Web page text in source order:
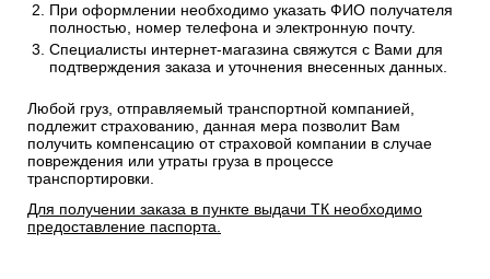
При оформлении необходимо указать ФИО получателя
полностью, номер телефона и электронную почту.
Специалисты интернет-магазина свяжутся с Вами для
подтверждения заказа и уточнения внесенных данных.
Любой груз, отправляемый транспортной компанией,
подлежит страхованию, данная мера позволит Вам
получить компенсацию от страховой компании в случае
повреждения или утраты груза в процессе
транспортировки.
Для получении заказа в пункте выдачи ТК необходимо
предоставление паспорта.